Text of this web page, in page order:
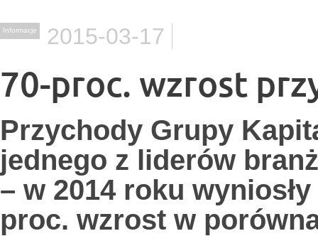
Informacje 2015-03-17
70-proc. wzrost
Przychody Grupy
jednego z liderów
– w 2014 roku
proc. wzrost w